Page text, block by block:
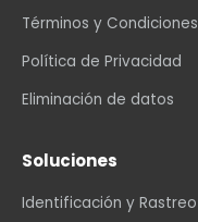
Términos y Condiciones
Política de Privacidad
Eliminación de datos
Soluciones
Identificación y Rastreo